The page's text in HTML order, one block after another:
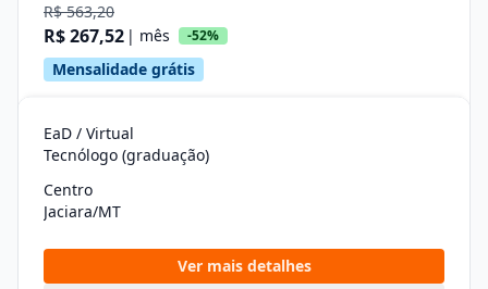
R$ 563,20
R$ 267,52 | mês -52%
Mensalidade grátis
EaD / Virtual
Tecnólogo (graduação)
Centro
Jaciara/MT
Ver mais detalhes